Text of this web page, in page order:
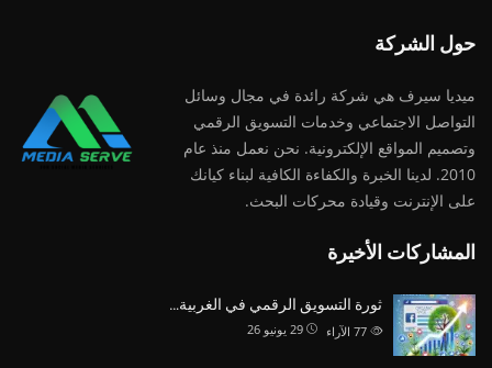
حول الشركة
ميديا ​​سيرف هي شركة رائدة في مجال وسائل
التواصل الاجتماعي وخدمات التسويق الرقمي
وتصميم المواقع الإلكترونية. نحن نعمل منذ عام
2010. لدينا الخبرة والكفاءة الكافية لبناء كيانك
على الإنترنت وقيادة محركات البحث.
المشاركات الأخيرة
ثورة التسويق الرقمي في الغربية…
29 يونيو 26 الآراء